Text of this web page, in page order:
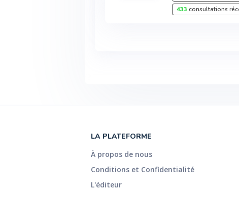
433 consultations
LA PLATEFORME
À propos de nous
Conditions et Confidentialité
L'éditeur